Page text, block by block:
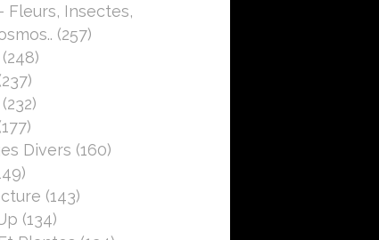
Fleurs, Insectes,
(257)
(248)
(232)
Divers (160)
(143)
(134)